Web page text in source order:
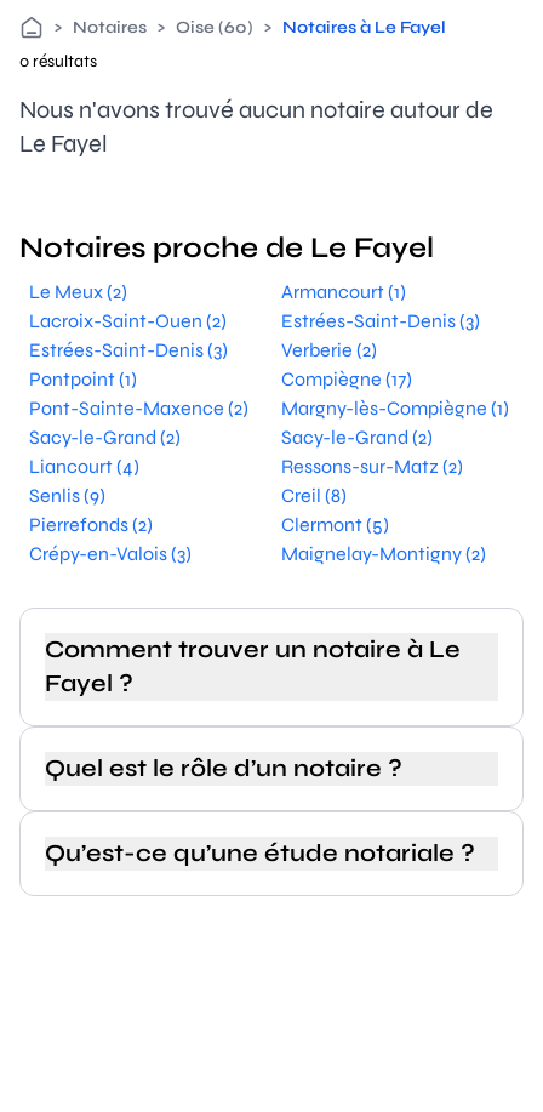
> Notaires > Oise (60) > Notaires à Le Fayel
0 résultats
Nous n'avons trouvé aucun notaire autour de
Le Fayel
Notaires proche de Le Fayel
Le Meux (2)
Armancourt (1)
Lacroix-Saint-Ouen (2)
Estrées-Saint-Denis (3)
Estrées-Saint-Denis (3)
Verberie (2)
Pontpoint (1)
Compiègne (17)
Pont-Sainte-Maxence (2)
Margny-lès-Compiègne (1)
Sacy-le-Grand (2)
Sacy-le-Grand (2)
Liancourt (4)
Ressons-sur-Matz (2)
Senlis (9)
Creil (8)
Pierrefonds (2)
Clermont (5)
Crépy-en-Valois (3)
Maignelay-Montigny (2)
Comment trouver un notaire à Le
Fayel ?
Quel est le rôle d’un notaire ?
Qu’est-ce qu’une étude notariale ?